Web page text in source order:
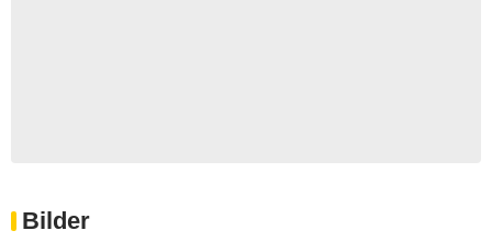
Bilder